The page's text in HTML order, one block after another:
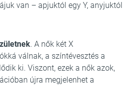
van – apjuktól egy Y, anyjuktól
. A nők két X
válnak, a színtévesztés a
ki. Viszont, ezek a nők azok,
újra megjelenhet a